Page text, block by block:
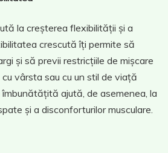
la creșterea flexibilității și a
crescută îți permite să
și să previi restricțiile de mișcare
vârsta sau cu un stil de viață
ajută, de asemenea, la
și a disconforturilor musculare.